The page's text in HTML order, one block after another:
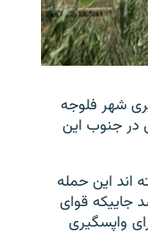
آزاد
شهر فلوجه
در جنوب این
اند این حمله
جاییکه قوای
واپسگیری